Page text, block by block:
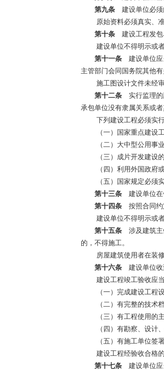
第九条建设单位必须
原始资料必须真实、
第十条建设工程发包
建设单位不得明示或
第十一条建设单位应
主管部门会同国务院其他有
施工图设计文件未经
第十二条实行监理的
承包单位没有隶属关系或
下列建设工程必须实
（一）国家重点建设
（二）大中型公用事
（三）成片开发建设
（四）利用外国政府
（五）国家规定必须
第十三条建设单位在
第十四条按照合同约
建设单位不得明示或
第十五条涉及建筑主
的，不得施工。
房屋建筑使用者在装
第十六条建设单位收
建设工程竣工验收应
（一）完成建设工程
（二）有完整的技术
（三）有工程使用的
（四）有勘察、设计
（五）有施工单位签
建设工程经验收合格
第十七条建设单位应